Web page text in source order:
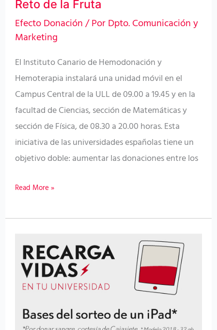
Reto de la Fruta
Efecto Donación/ PorDpto. Comunicación y
Marketing
El Instituto Canario de Hemodonación y
Hemoterapia instalará una unidad móvil en el
Campus Central de la ULL de 09.00 a 19.45 y en la
facultad de Ciencias, sección de Matemáticas y
sección de Física, de 08.30 a 20.00 horas. Esta
iniciativa de las universidades españolas tiene un
objetivo doble: aumentar las donaciones entre los
Read More »
Universidades.
Bases
del